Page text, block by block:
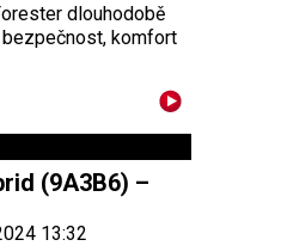
dlouhodobě
komfort
(9A3B6) –
13:32